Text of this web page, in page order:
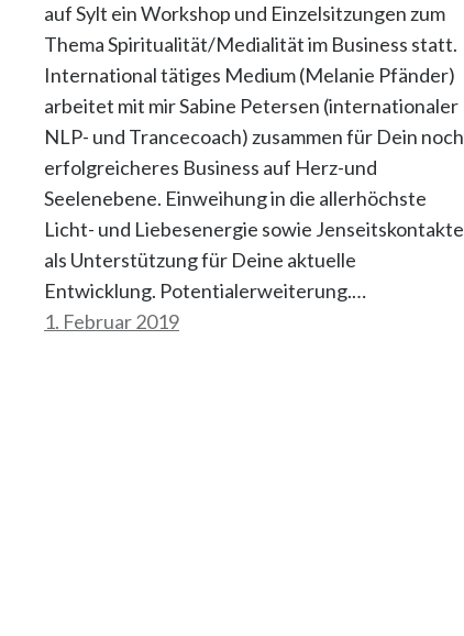
auf Sylt ein Workshop und Einzelsitzungen zum
Thema Spiritualität/Medialität im Business statt.
International tätiges Medium (Melanie Pfänder)
arbeitet mit mir Sabine Petersen (internationaler
NLP- und Trancecoach) zusammen für Dein noch
erfolgreicheres Business auf Herz-und
Seelenebene. Einweihung in die allerhöchste
Licht- und Liebesenergie sowie Jenseitskontakte
als Unterstützung für Deine aktuelle
Entwicklung. Potentialerweiterung.…
1. Februar 2019